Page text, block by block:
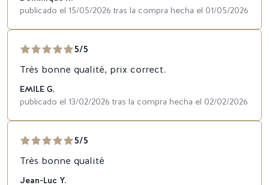
publicado el 15/05/2026 tras la compra hecha el 01/05/2026
5/5
Très bonne qualité, prix correct.
EMILE G.
publicado el 13/02/2026 tras la compra hecha el 02/02/2026
5/5
Très bonne qualité
Jean-Luc Y.